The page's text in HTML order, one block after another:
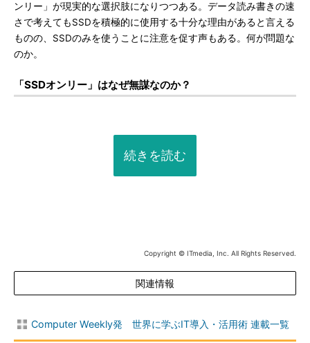
ンリー」が現実的な選択肢になりつつある。データ読み書きの速
さで考えてもSSDを積極的に使用する十分な理由があると言える
ものの、SSDのみを使うことに注意を促す声もある。何が問題な
のか。
「SSDオンリー」はなぜ無謀なのか？
続きを読む
Copyright © ITmedia, Inc. All Rights Reserved.
関連情報
Computer Weekly発 世界に学ぶIT導入・活用術 連載一覧